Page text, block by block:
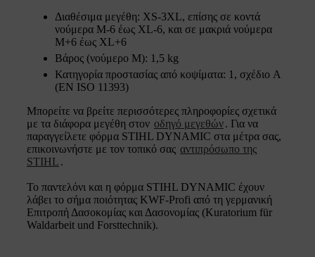
Διαθέσιμα μεγέθη: XS-3XL, επίσης σε κοντά
νούμερα M-6 έως XL-6, και σε μακριά νούμερα
M+6 έως XL+6
Βάρος (νούμερο Μ): 1,5 kg
Κατηγορία προστασίας από κοψίματα: 1, σχέδιο A
(EN ISO 11393)
Μπορείτε να βρείτε περισσότερες πληροφορίες σχετικά
με τα διάφορα μεγέθη στον οδηγό μεγεθών. Για να
παραγγείλετε φόρμα STIHL DYNAMIC στα μέτρα σας,
επικοινωνήστε με τον τοπικό σας αντιπρόσωπο της
STIHL .
Το παντελόνι και η φόρμα STIHL DYNAMIC έχουν
λάβει το σήμα ποιότητας KWF-Profi από τη γερμανική
Επιτροπή Δασοκομίας και Δασονομίας (Kuratorium für
Waldarbeit und Forsttechnik).